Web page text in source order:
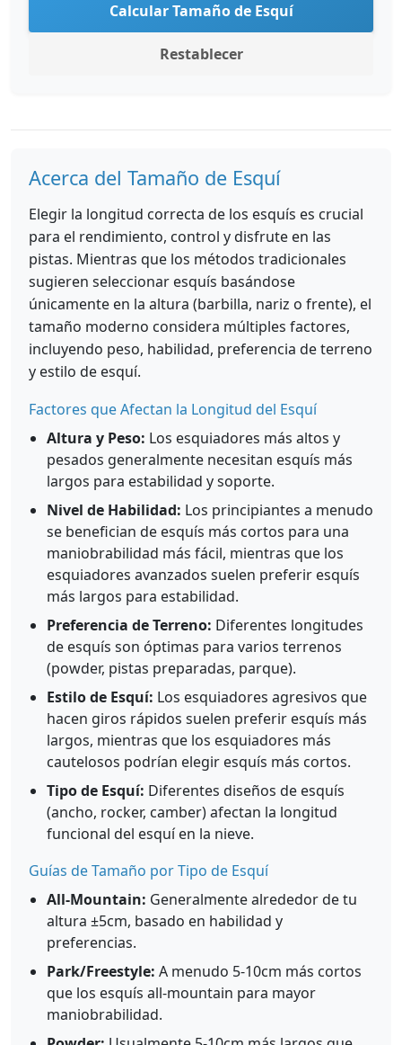
Calcular Tamaño de Esquí
Restablecer
Acerca del Tamaño de Esquí
Elegir la longitud correcta de los esquís es crucial
para el rendimiento, control y disfrute en las
pistas. Mientras que los métodos tradicionales
sugieren seleccionar esquís basándose
únicamente en la altura (barbilla, nariz o frente), el
tamaño moderno considera múltiples factores,
incluyendo peso, habilidad, preferencia de terreno
y estilo de esquí.
Factores que Afectan la Longitud del Esquí
Altura y Peso: Los esquiadores más altos y
pesados generalmente necesitan esquís más
largos para estabilidad y soporte.
Nivel de Habilidad: Los principiantes a menudo
se benefician de esquís más cortos para una
maniobrabilidad más fácil, mientras que los
esquiadores avanzados suelen preferir esquís
más largos para estabilidad.
Preferencia de Terreno: Diferentes longitudes
de esquís son óptimas para varios terrenos
(powder, pistas preparadas, parque).
Estilo de Esquí: Los esquiadores agresivos que
hacen giros rápidos suelen preferir esquís más
largos, mientras que los esquiadores más
cautelosos podrían elegir esquís más cortos.
Tipo de Esquí: Diferentes diseños de esquís
(ancho, rocker, camber) afectan la longitud
funcional del esquí en la nieve.
Guías de Tamaño por Tipo de Esquí
All-Mountain: Generalmente alrededor de tu
altura ±5cm, basado en habilidad y
preferencias.
Park/Freestyle: A menudo 5-10cm más cortos
que los esquís all-mountain para mayor
maniobrabilidad.